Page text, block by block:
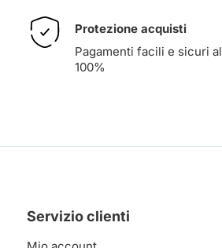
Protezione acquisti
Pagamenti facili e sicuri al
100%
Servizio clienti